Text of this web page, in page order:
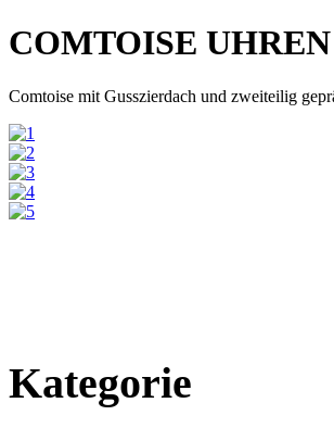
COMTOISE
Comtoise mit Gusszierdach und zweiteilig
Kategorie